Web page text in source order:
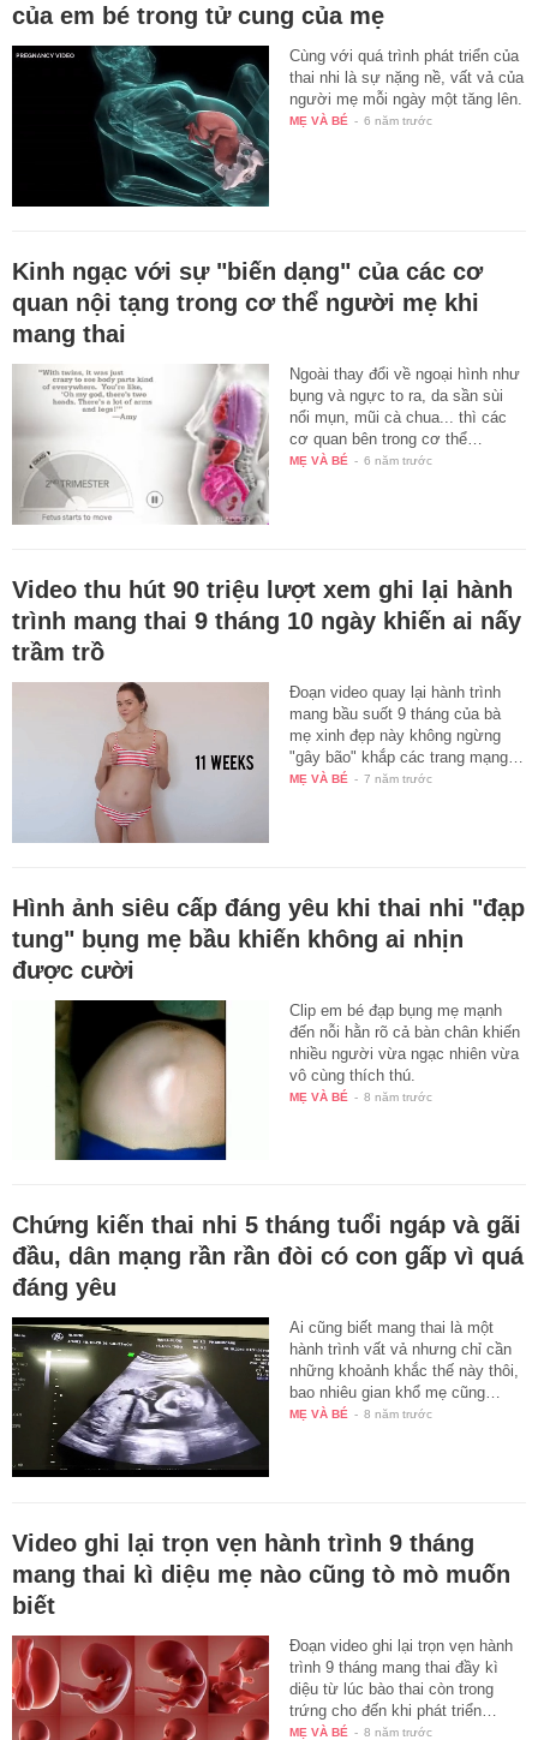
của em bé trong tử cung của mẹ
Cùng với quá trình phát triển của
thai nhi là sự nặng nề, vất vả của
người mẹ mỗi ngày một tăng lên.
MẸ VÀ BÉ - 6 năm trước
Kinh ngạc với sự "biến dạng" của các cơ
quan nội tạng trong cơ thể người mẹ khi
mang thai
Ngoài thay đổi về ngoại hình như
bụng và ngực to ra, da sần sùi
nổi mụn, mũi cà chua... thì các
cơ quan bên trong cơ thể…
MẸ VÀ BÉ - 6 năm trước
Video thu hút 90 triệu lượt xem ghi lại hành
trình mang thai 9 tháng 10 ngày khiến ai nấy
trầm trồ
Đoạn video quay lại hành trình
mang bầu suốt 9 tháng của bà
mẹ xinh đẹp này không ngừng
"gây bão" khắp các trang mạng…
MẸ VÀ BÉ - 7 năm trước
Hình ảnh siêu cấp đáng yêu khi thai nhi "đạp
tung" bụng mẹ bầu khiến không ai nhịn
được cười
Clip em bé đạp bụng mẹ mạnh
đến nỗi hằn rõ cả bàn chân khiến
nhiều người vừa ngạc nhiên vừa
vô cùng thích thú.
MẸ VÀ BÉ - 8 năm trước
Chứng kiến thai nhi 5 tháng tuổi ngáp và gãi
đầu, dân mạng rần rần đòi có con gấp vì quá
đáng yêu
Ai cũng biết mang thai là một
hành trình vất vả nhưng chỉ cần
những khoảnh khắc thế này thôi,
bao nhiêu gian khổ mẹ cũng…
MẸ VÀ BÉ - 8 năm trước
Video ghi lại trọn vẹn hành trình 9 tháng
mang thai kì diệu mẹ nào cũng tò mò muốn
biết
Đoạn video ghi lại trọn vẹn hành
trình 9 tháng mang thai đầy kì
diệu từ lúc bào thai còn trong
trứng cho đến khi phát triển…
MẸ VÀ BÉ - 8 năm trước